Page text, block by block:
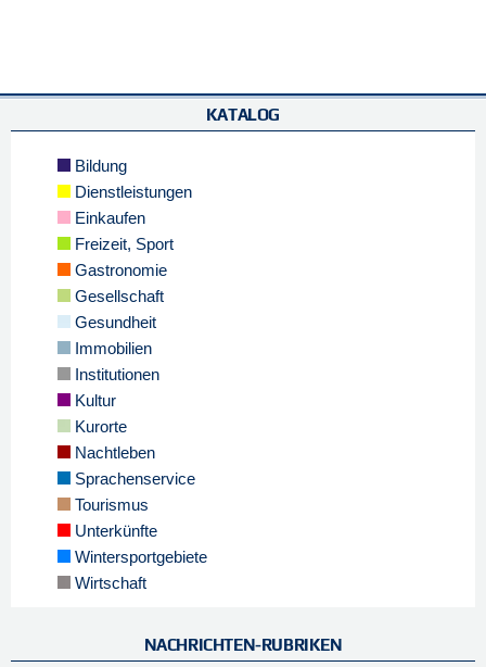
KATALOG
Bildung
Dienstleistungen
Einkaufen
Freizeit, Sport
Gastronomie
Gesellschaft
Gesundheit
Immobilien
Institutionen
Kultur
Kurorte
Nachtleben
Sprachenservice
Tourismus
Unterkünfte
Wintersportgebiete
Wirtschaft
NACHRICHTEN-RUBRIKEN